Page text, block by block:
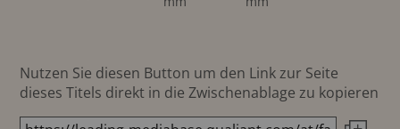
Nutzen Sie diesen Button um den Link zur Seite
dieses Titels direkt in die Zwischenablage zu kopieren